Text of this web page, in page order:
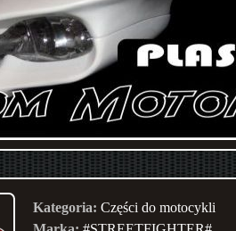
Kategoria: Części do motocykli